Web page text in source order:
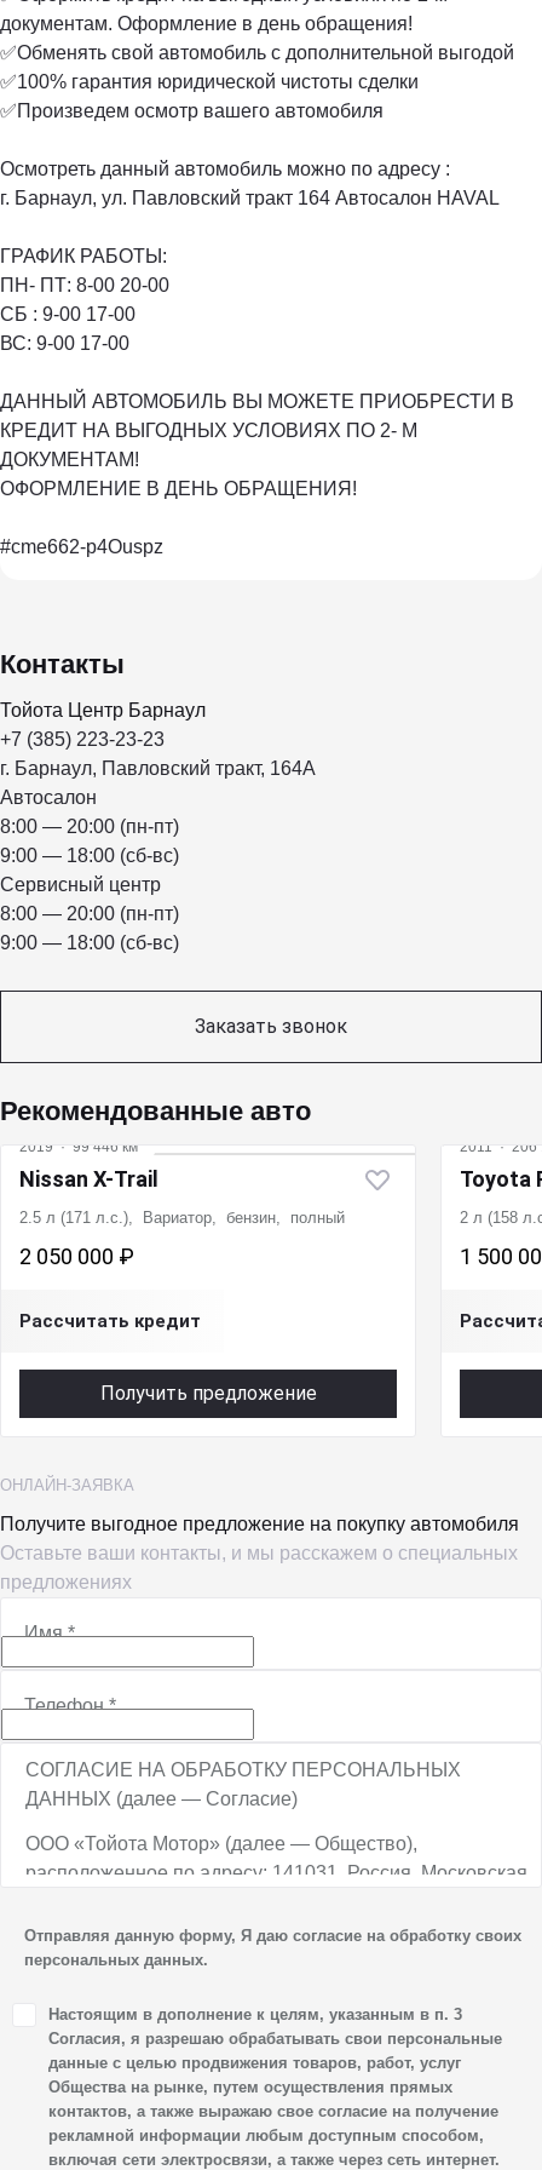
документам. Оформление в день обращения!
✅Обменять свой автомобиль с дополнительной выгодой
✅100% гарантия юридической чистоты сделки
✅Произведем осмотр вашего автомобиля
Осмотреть данный автомобиль можно по адресу :
г. Барнаул, ул. Павловский тракт 164 Автосалон HAVAL
ГРАФИК РАБОТЫ:
ПН- ПТ: 8-00 20-00️
СБ : 9-00 17-00️
ВС: 9-00 17-00️
ДАННЫЙ АВТОМОБИЛЬ ВЫ МОЖЕТЕ ПРИОБРЕСТИ В
КРЕДИТ НА ВЫГОДНЫХ УСЛОВИЯХ ПО 2- М
ДОКУМЕНТАМ!
ОФОРМЛЕНИЕ В ДЕНЬ ОБРАЩЕНИЯ!
#cme662-p4Ouspz
Контакты
Тойота Центр Барнаул
+7 (385) 223-23-23
г. Барнаул, Павловский тракт, 164А
Автосалон
8:00 — 20:00 (пн-пт)
9:00 — 18:00 (сб-вс)
Сервисный центр
8:00 — 20:00 (пн-пт)
9:00 — 18:00 (сб-вс)
Заказать звонок
Рекомендованные авто
2019 · 99 446 км
Nissan X-Trail
2.5 л (171 л.с.), Вариатор, бензин, полный
2 050 000 ₽
Рассчитать кредит
Получить предложение
2011 · 206
Toyota
2 л (158
1 500
ОНЛАЙН-ЗАЯВКА
Получите выгодное предложение на покупку автомобиля
Оставьте ваши контакты, и мы расскажем о специальных
предложениях
Имя*
Телефон*
СОГЛАСИЕ НА ОБРАБОТКУ ПЕРСОНАЛЬНЫХ
ДАННЫХ (далее — Согласие)
ООО «Тойота Мотор» (далее — Общество),
расположенное по адресу: 141031, Россия, Московская
ТПЗ «Алтуфьево», вл. 5, стр. 1, является оператором
персональных данных.
1. Настоящим я даю согласие Обществу на обработку
своих персональных данных, а именно: имени, отчества,
фамилии, контактных данных (включая номер телефона
и адрес электронной почты), адреса, сведений
о впечатлениях, интересах, предпочтениях
к автомобилю(-ям) и товарам/услугам, IP-адреса,
Отправляя данную форму, Я даю согласие на обработку своих
персональных данных.
Настоящим в дополнение к целям, указанным в п. 3
Согласия, я разрешаю обрабатывать свои персональные
данные с целью продвижения товаров, работ, услуг
Общества на рынке, путем осуществления прямых
контактов, а также выражаю свое согласие на получение
рекламной информации любым доступным способом,
включая сети электросвязи, а также через сеть интернет.